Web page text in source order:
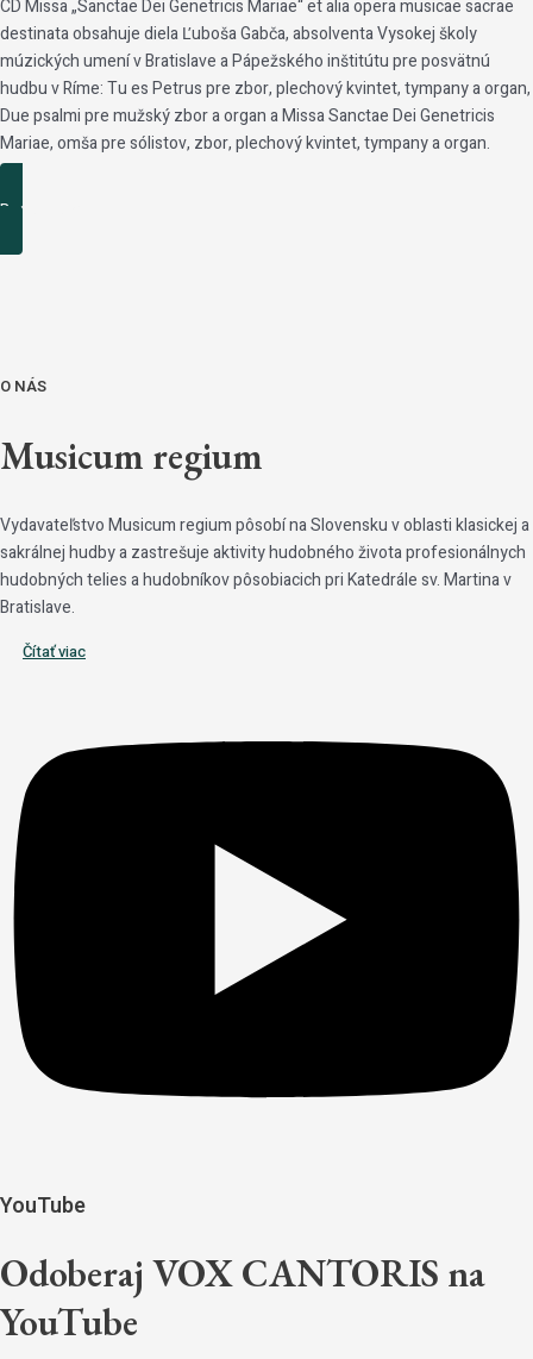
CD Missa „Sanctae Dei Genetricis Mariae“ et alia opera musicae sacrae
destinata obsahuje diela Ľuboša Gabča, absolventa Vysokej školy
múzických umení v Bratislave a Pápežského inštitútu pre posvätnú
hudbu v Ríme: Tu es Petrus pre zbor, plechový kvintet, tympany a organ,
Due psalmi pre mužský zbor a organ a Missa Sanctae Dei Genetricis
Mariae, omša pre sólistov, zbor, plechový kvintet, tympany a organ.
Podrobnosti
O NÁS​
Musicum regium
Vydavateľstvo Musicum regium pôsobí na Slovensku v oblasti klasickej a
sakrálnej hudby a zastrešuje aktivity hudobného života profesionálnych
hudobných telies a hudobníkov pôsobiacich pri Katedrále sv. Martina v
Bratislave.
Čítať viac
YouTube
Odoberaj VOX CANTORIS na
YouTube